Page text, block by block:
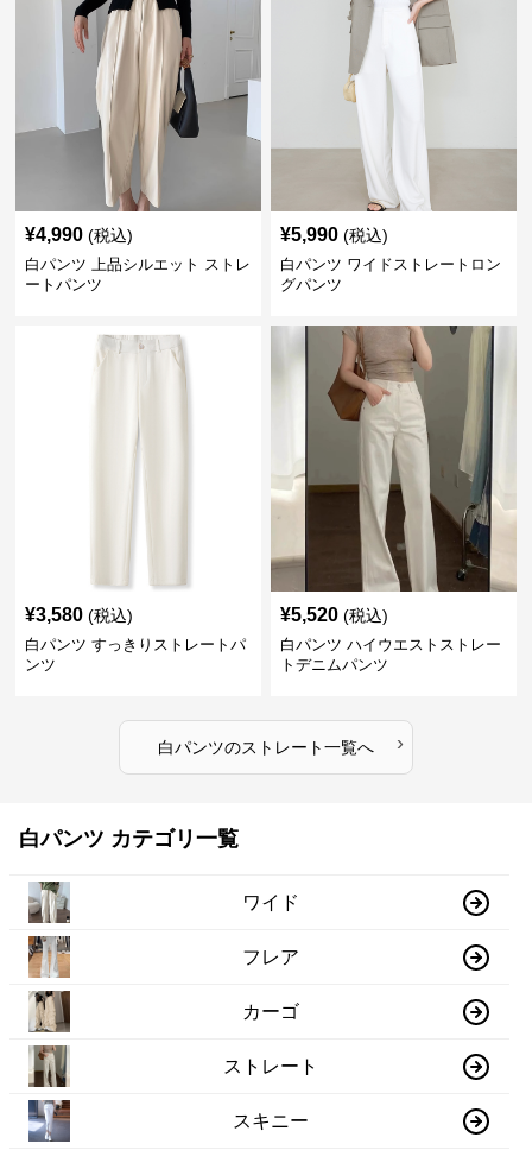
¥4,990 (税込)
白パンツ 上品シルエット ストレ
ートパンツ
¥5,990 (税込)
白パンツ ワイドストレートロン
グパンツ
¥3,580 (税込)
白パンツ すっきりストレートパ
ンツ
¥5,520 (税込)
白パンツ ハイウエストストレー
トデニムパンツ
白パンツのストレート一覧へ ›
白パンツ カテゴリ一覧
ワイド
フレア
カーゴ
ストレート
スキニー